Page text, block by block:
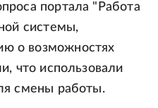
портала "Работа
системы,
о возможностях
что использовали
смены работы.